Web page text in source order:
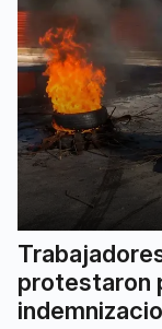
protestaron